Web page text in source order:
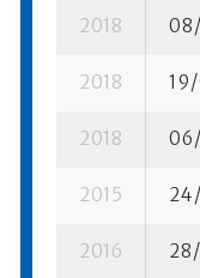
2018
2018
2018
2015
2016